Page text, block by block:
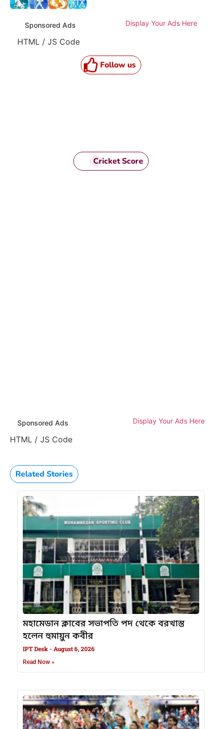
Sponsored Ads Display Your Ads Here
HTML / JS Code
Follow us
Cricket Score
Sponsored Ads Display Your Ads Here
HTML / JS Code
Related Stories
মহামেডান ক্লাবের সভাপতি পদ থেকে বরখাস্ত
হলেন হুমায়ুন কবীর
IPT Desk August 6, 2026
Read Now »